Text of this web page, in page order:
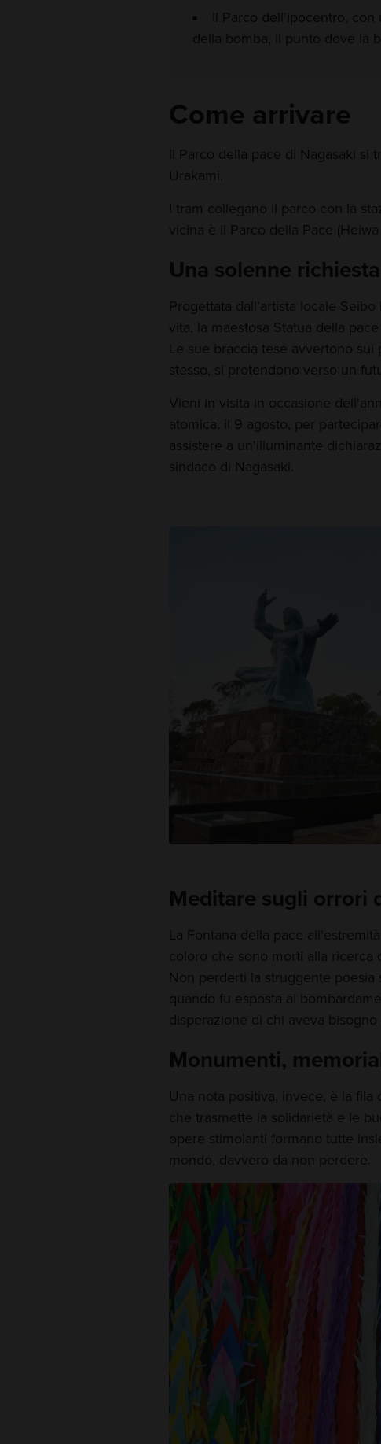
Il Parco dell'ipocentro,
della bomba, il punto dove la
Come arrivare
Il Parco della pace di Nagasaki
Urakami.
I tram collegano il parco con la
vicina è il Parco della Pace
Una solenne richiesta
Progettata dall'artista locale
vita, la maestosa Statua della
Le sue braccia tese avvertono sui
stesso, si protendono verso un
Vieni in visita in occasione
atomica, il 9 agosto, per
assistere a un'illuminante
sindaco di Nagasaki.
Meditare sugli orrori
La Fontana della pace
coloro che sono morti alla ricerca
Non perderti la struggente poesia
quando fu esposta al
disperazione di chi aveva bisogno
Monumenti,
Una nota positiva, invece, è la
che trasmette la solidarietà e le
opere stimolanti formano tutte
mondo, davvero da non perdere.